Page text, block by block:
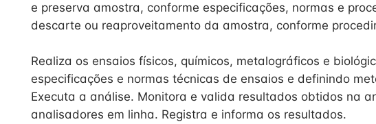
e preserva amostra, conforme especificações, normas e
descarte ou reaproveitamento da amostra, conforme
Realiza os ensaios físicos, químicos, metalográficos e
especificações e normas técnicas de ensaios e definindo
Executa a análise. Monitora e valida resultados obtidos na
analisadores em linha. Registra e informa os resultados.